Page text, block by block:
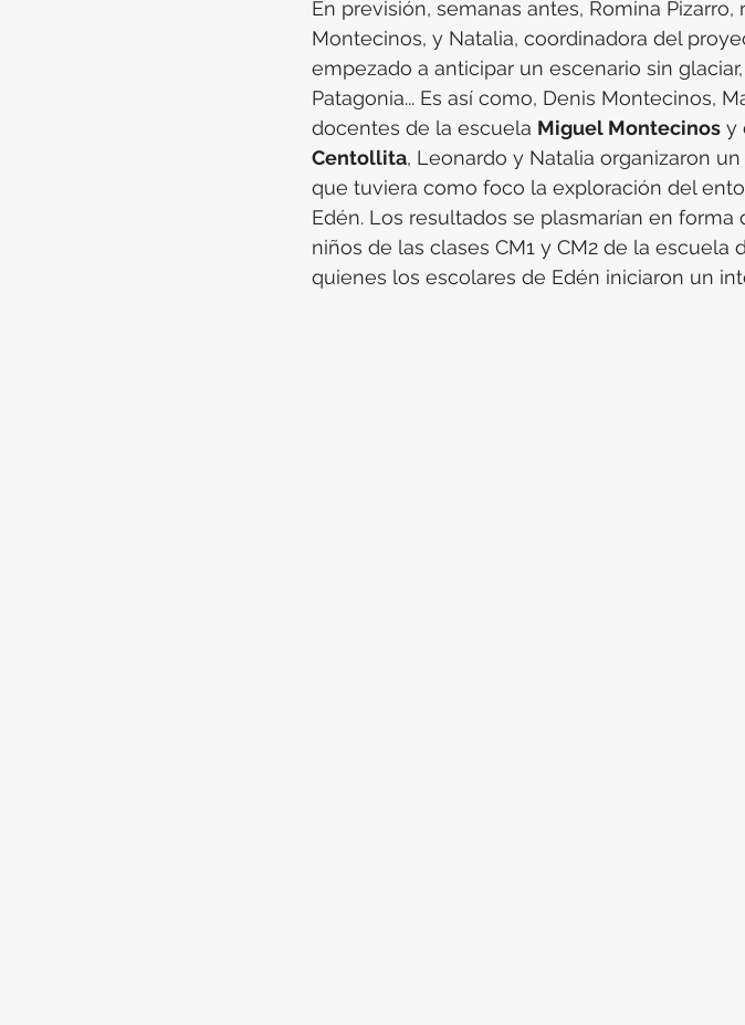
En previsión, semanas antes, Romina
Montecinos, y Natalia, coordinadora del
empezado a anticipar un escenario sin
Patagonia... Es así como, Denis Montecinos,
docentes de la escuela Miguel Montecinos y
Centollita, Leonardo y Natalia organizaron
que tuviera como foco la exploración del
Edén. Los resultados se plasmarían en
niños de las clases CM1 y CM2 de la escuela
quienes los escolares de Edén iniciaron un